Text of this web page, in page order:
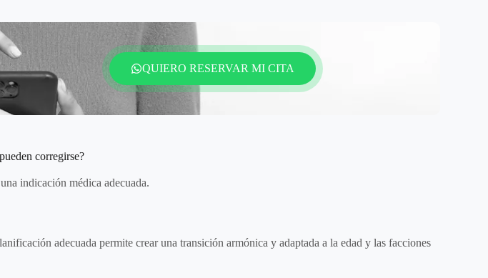
QUIERO RESERVAR MI CITA
corregirse?
indicación médica adecuada.
adecuada permite crear una transición armónica y adaptada a la edad y las facciones